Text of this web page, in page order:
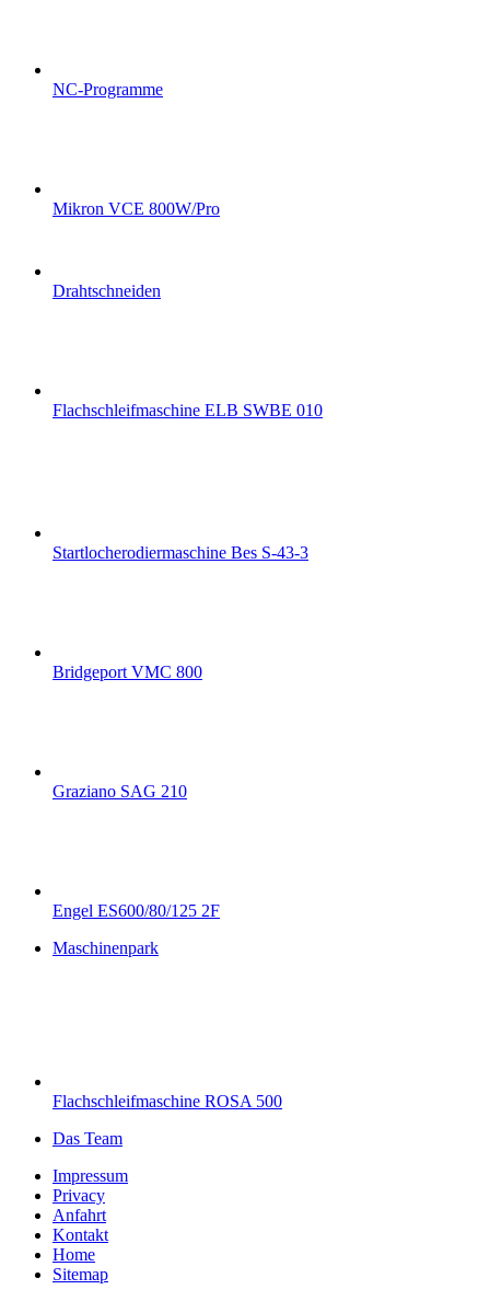
NC-Programme
Mikron VCE 800W/Pro
Drahtschneiden
Flachschleifmaschine ELB SWBE 010
Startlocherodiermaschine Bes S-43-3
Bridgeport VMC 800
Graziano SAG 210
Engel ES600/80/125 2F
Maschinenpark
Flachschleifmaschine ROSA 500
Das Team
Impressum
Privacy
Anfahrt
Kontakt
Home
Sitemap